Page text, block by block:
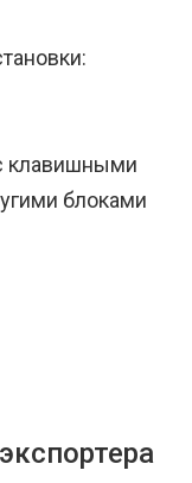
клавишными
блоками